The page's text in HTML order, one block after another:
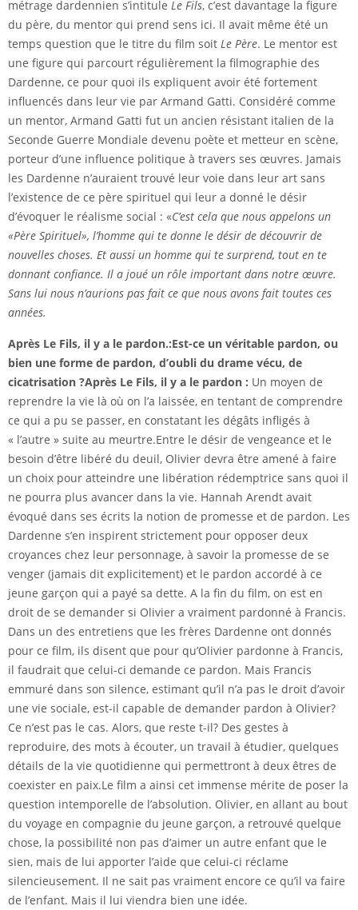
métrage dardennien s’intitule Le Fils, c’est davantage la figure
du père, du mentor qui prend sens ici. Il avait même été un
temps question que le titre du film soit Le Père. Le mentor est
une figure qui parcourt régulièrement la filmographie des
Dardenne, ce pour quoi ils expliquent avoir été fortement
influencés dans leur vie par Armand Gatti. Considéré comme
un mentor, Armand Gatti fut un ancien résistant italien de la
Seconde Guerre Mondiale devenu poète et metteur en scène,
porteur d’une influence politique à travers ses œuvres. Jamais
les Dardenne n’auraient trouvé leur voie dans leur art sans
l’existence de ce père spirituel qui leur a donné le désir
d’évoquer le réalisme social : «C’est cela que nous appelons un
«Père Spirituel», l’homme qui te donne le désir de découvrir de
nouvelles choses. Et aussi un homme qui te surprend, tout en te
donnant confiance. Il a joué un rôle important dans notre œuvre.
Sans lui nous n’aurions pas fait ce que nous avons fait toutes ces
années.
Après Le Fils, il y a le pardon.:Est-ce un véritable pardon, ou
bien une forme de pardon, d’oubli du drame vécu, de
cicatrisation ?Après Le Fils, il y a le pardon : Un moyen de
reprendre la vie là où on l’a laissée, en tentant de comprendre
ce qui a pu se passer, en constatant les dégâts infligés à
« l’autre » suite au meurtre.Entre le désir de vengeance et le
besoin d’être libéré du deuil, Olivier devra être amené à faire
un choix pour atteindre une libération rédemptrice sans quoi il
ne pourra plus avancer dans la vie. Hannah Arendt avait
évoqué dans ses écrits la notion de promesse et de pardon. Les
Dardenne s’en inspirent strictement pour opposer deux
croyances chez leur personnage, à savoir la promesse de se
venger (jamais dit explicitement) et le pardon accordé à ce
jeune garçon qui a payé sa dette. A la fin du film, on est en
droit de se demander si Olivier a vraiment pardonné à Francis.
Dans un des entretiens que les frères Dardenne ont donnés
pour ce film, ils disent que pour qu’Olivier pardonne à Francis,
il faudrait que celui-ci demande ce pardon. Mais Francis
emmuré dans son silence, estimant qu’il n’a pas le droit d’avoir
une vie sociale, est-il capable de demander pardon à Olivier?
Ce n’est pas le cas. Alors, que reste t-il? Des gestes à
reproduire, des mots à écouter, un travail à étudier, quelques
détails de la vie quotidienne qui permettront à deux êtres de
coexister en paix.Le film a ainsi cet immense mérite de poser la
question intemporelle de l’absolution. Olivier, en allant au bout
du voyage en compagnie du jeune garçon, a retrouvé quelque
chose, la possibilité non pas d’aimer un autre enfant que le
sien, mais de lui apporter l’aide que celui-ci réclame
silencieusement. Il ne sait pas vraiment encore ce qu’il va faire
de l’enfant. Mais il lui viendra bien une idée.